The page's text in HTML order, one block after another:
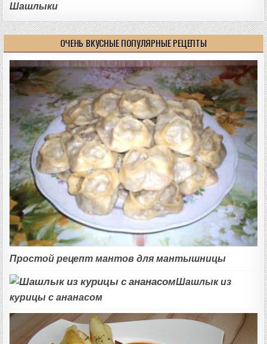
Шашлыки
ОЧЕНЬ ВКУСНЫЕ ПОПУЛЯРНЫЕ РЕЦЕПТЫ
Простой рецепт мантов для мантышницы
Шашлык из
курицы с ананасом